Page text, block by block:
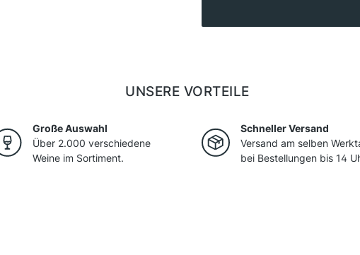
UNSERE VORTEILE
Große Auswahl
Über 2.000 verschiedene
Weine im Sortiment.
Schneller Versand
Versand am selben
bei Bestellungen bis 14